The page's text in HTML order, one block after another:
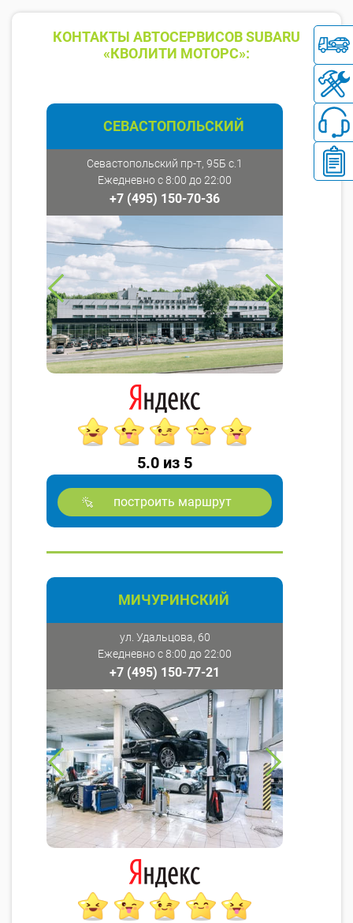
КОНТАКТЫ АВТОСЕРВИСОВ SUBARU
«КВОЛИТИ МОТОРС»:
СЕВАСТОПОЛЬСКИЙ
Севастопольский пр-т, 95Б с.1
Ежедневно с 8:00 до 22:00
+7 (495) 150-70-36
5.0 из 5
построить маршрут
МИЧУРИНСКИЙ
ул. Удальцова, 60
Ежедневно с 8:00 до 22:00
+7 (495) 150-77-21